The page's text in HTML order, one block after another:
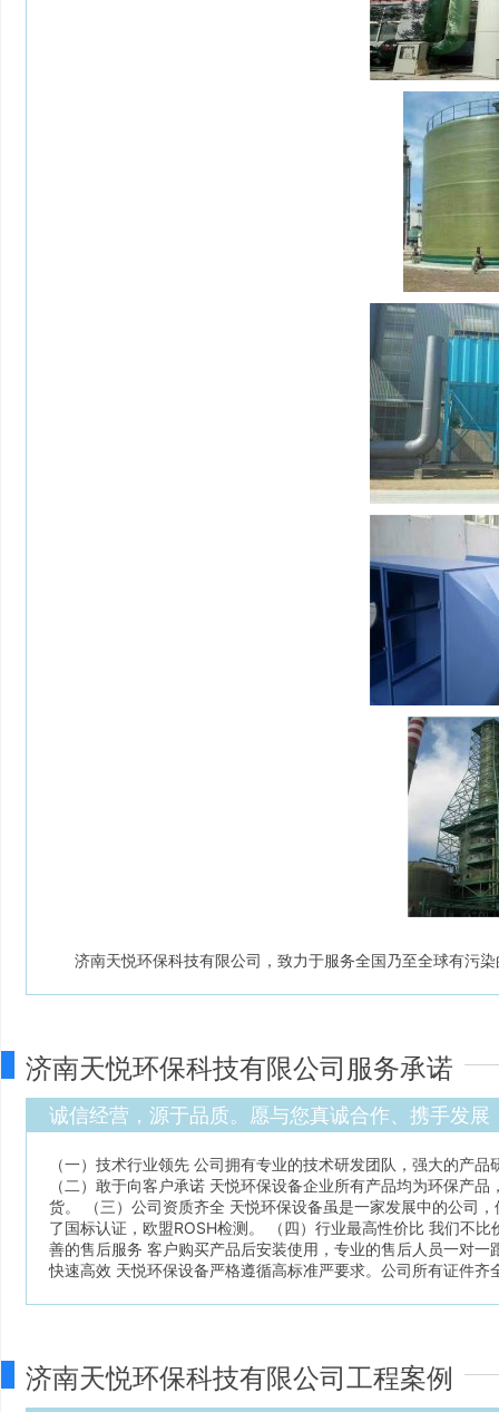
济南天悦环保科技有限公司，致力于服务全国乃至全球有污
济南天悦环保科技有限公司服务承诺
诚信经营，源于品质。愿与您真诚合作、携手发展
（一）技术行业领先 公司拥有专业的技术研发团队，强大的产
（二）敢于向客户承诺 天悦环保设备企业所有产品均为环保产
货。 （三）公司资质齐全 天悦环保设备虽是一家发展中的公司
了国标认证，欧盟ROSH检测。 （四）行业最高性价比 我们不
善的售后服务 客户购买产品后安装使用，专业的售后人员一对
快速高效 天悦环保设备严格遵循高标准严要求。公司所有证件齐
济南天悦环保科技有限公司工程案例